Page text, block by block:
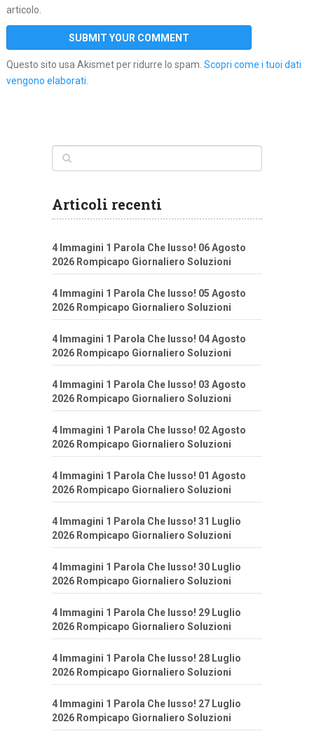
articolo.
Questo sito usa Akismet per ridurre lo spam. Scopri come i tuoi dati
vengono elaborati.
Articoli recenti
4 Immagini 1 Parola Che lusso! 06 Agosto
2026 Rompicapo Giornaliero Soluzioni
4 Immagini 1 Parola Che lusso! 05 Agosto
2026 Rompicapo Giornaliero Soluzioni
4 Immagini 1 Parola Che lusso! 04 Agosto
2026 Rompicapo Giornaliero Soluzioni
4 Immagini 1 Parola Che lusso! 03 Agosto
2026 Rompicapo Giornaliero Soluzioni
4 Immagini 1 Parola Che lusso! 02 Agosto
2026 Rompicapo Giornaliero Soluzioni
4 Immagini 1 Parola Che lusso! 01 Agosto
2026 Rompicapo Giornaliero Soluzioni
4 Immagini 1 Parola Che lusso! 31 Luglio
2026 Rompicapo Giornaliero Soluzioni
4 Immagini 1 Parola Che lusso! 30 Luglio
2026 Rompicapo Giornaliero Soluzioni
4 Immagini 1 Parola Che lusso! 29 Luglio
2026 Rompicapo Giornaliero Soluzioni
4 Immagini 1 Parola Che lusso! 28 Luglio
2026 Rompicapo Giornaliero Soluzioni
4 Immagini 1 Parola Che lusso! 27 Luglio
2026 Rompicapo Giornaliero Soluzioni